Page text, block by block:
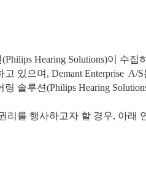
Hearing Solutions)이 수집
있으며, Demant Enterprise
솔루션(Philips Hearing
리를 행사하고자 할 경우, 아래